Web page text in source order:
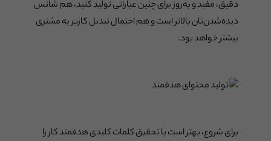
دقیق، مفید و به‌روز برای چنین عباراتی تولید کنید، هم شانس
دیده‌شدن‌تان بالاتر است و هم احتمال تبدیل کاربر به مشتری
بیشتر خواهد بود.
برای شروع، بهتر است با تحقیق کلمات کلیدی هدفمند کار را